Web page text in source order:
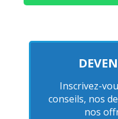
Inscrivez-
conseils, nos
nos